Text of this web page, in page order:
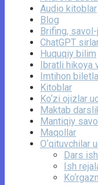
Audio kitoblar
Blog
Brifing,
ChatGPT
Huquqiy bilim
Ibratli hikoya
Imtihon
Kitoblar
Ko‘zi ojizlar
Maktab
Mantiqiy
Maqollar
O‘qituvchilar
Dars
Ish